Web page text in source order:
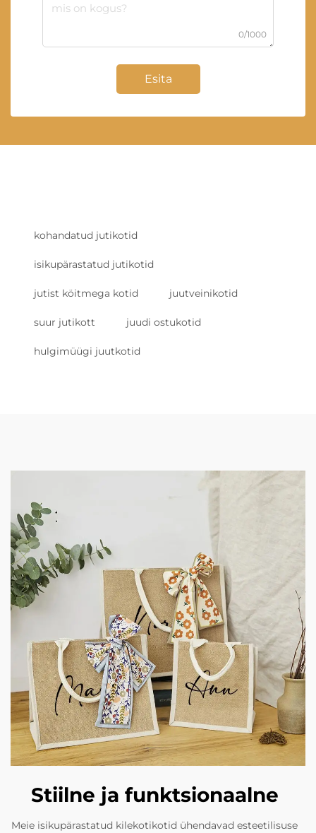
0/1000
Esita
kohandatud jutikotid
isikupärastatud jutikotid
jutist köitmega kotid juutveinikotid
suur jutikott juudi ostukotid
hulgimüügi juutkotid
Stiilne ja funktsionaalne
Meie isikupärastatud kilekotikotid ühendavad esteetilisuse